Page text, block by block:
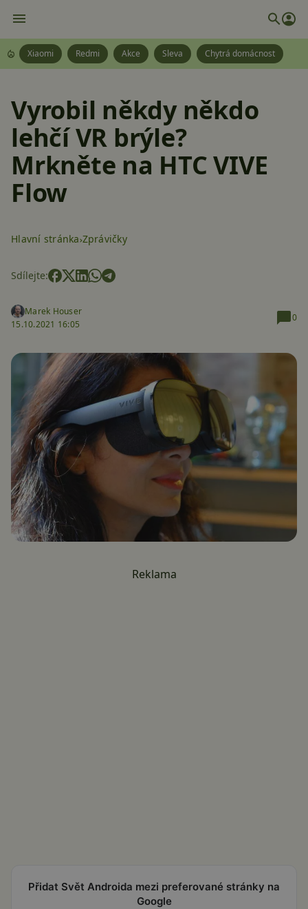
Xiaomi Redmi Akce Sleva Chytrá domácnost
Vyrobil někdy někdo
lehčí VR brýle?
Mrkněte na HTC VIVE
Flow
Hlavní stránka Zprávičky
Sdílejte:
Marek Houser
15.10.2021 16:05
0
Reklama
Přidat Svět Androida mezi preferované stránky na
Google